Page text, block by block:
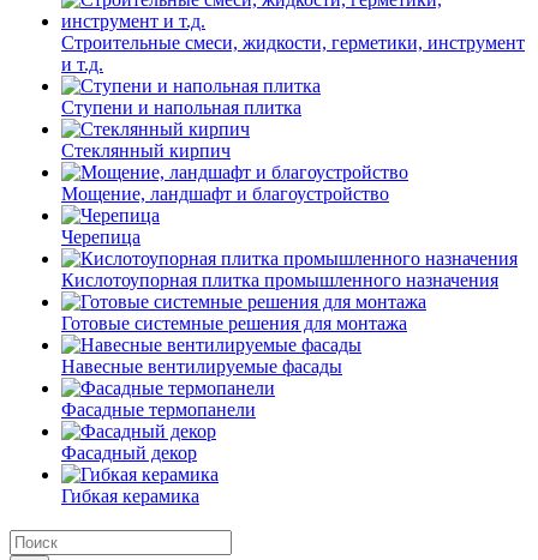
Строительные смеси, жидкости, герметики, инструмент
и т.д.
Ступени и напольная плитка
Cтеклянный кирпич
Мощение, ландшафт и благоустройство
Черепица
Кислотоупорная плитка промышленного назначения
Готовые системные решения для монтажа
Навесные вентилируемые фасады
Фасадные термопанели
Фасадный декор
Гибкая керамика